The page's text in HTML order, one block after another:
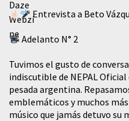
Entrevista a Beto
Adelanto N° 2
Tuvimos el gusto de
indiscutible de NEPAL
pesada argentina.
emblemáticos y muchos
músico que jamás detuvo su